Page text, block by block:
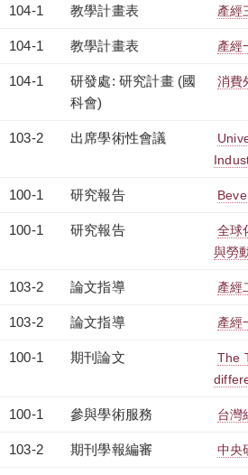
104-1 教學計畫表 產經
104-1 教學計畫表 產經
104-1
研發處: 研究計畫 (國
科會)
消費
103-2 出席學術性會議
100-1 研究報告
100-1 研究報告
全球
與勞
103-2 論文指導 產經
103-2 論文指導 產經
100-1 期刊論文
The
100-1 參與學術服務 台灣
103-2 期刊學報編審 中央